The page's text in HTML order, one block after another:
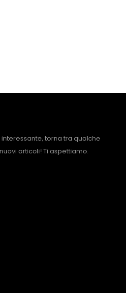
torna tra qualche
articoli! Ti aspettiamo.